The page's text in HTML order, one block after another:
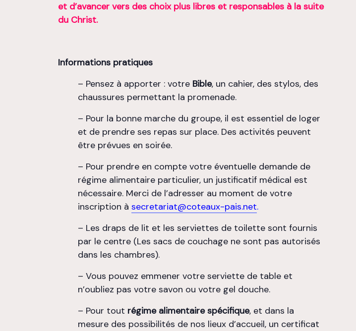
et d’avancer vers des choix plus libres et responsables à la suite
du Christ.
Informations pratiques
– Pensez à apporter : votre Bible, un cahier, des stylos, des
chaussures permettant la promenade.
– Pour la bonne marche du groupe, il est essentiel de loger
et de prendre ses repas sur place. Des activités peuvent
être prévues en soirée.
– Pour prendre en compte votre éventuelle demande de
régime alimentaire particulier, un justificatif médical est
nécessaire. Merci de l’adresser au moment de votre
inscription à secretariat@coteaux-pais.net.
– Les draps de lit et les serviettes de toilette sont fournis
par le centre (Les sacs de couchage ne sont pas autorisés
dans les chambres).
– Vous pouvez emmener votre serviette de table et
n’oubliez pas votre savon ou votre gel douche.
– Pour tout régime alimentaire spécifique, et dans la
mesure des possibilités de nos lieux d’accueil, un certificat